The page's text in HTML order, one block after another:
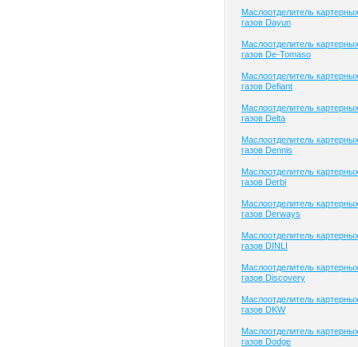
Маслоотделитель
газов Dayun
Маслоотделитель
газов De-Tomaso
Маслоотделитель
газов Defiant
Маслоотделитель
газов Delta
Маслоотделитель
газов Dennis
Маслоотделитель
газов Derbi
Маслоотделитель
газов Derways
Маслоотделитель
газов DINLI
Маслоотделитель
газов Discovery
Маслоотделитель
газов DKW
Маслоотделитель
газов Dodge